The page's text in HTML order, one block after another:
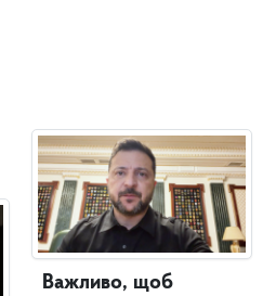
Важливо, щоб